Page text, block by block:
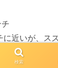
に近いが、ス
検索